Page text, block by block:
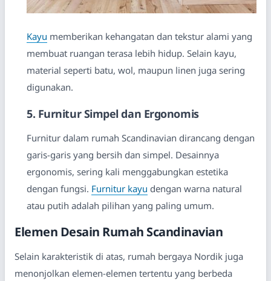
Kayu memberikan kehangatan dan tekstur alami yang
membuat ruangan terasa lebih hidup. Selain kayu,
material seperti batu, wol, maupun linen juga sering
digunakan.
5. Furnitur Simpel dan Ergonomis
Furnitur dalam rumah Scandinavian dirancang dengan
garis-garis yang bersih dan simpel. Desainnya
ergonomis, sering kali menggabungkan estetika
dengan fungsi. Furnitur kayu dengan warna natural
atau putih adalah pilihan yang paling umum.
Elemen Desain Rumah Scandinavian
Selain karakteristik di atas, rumah bergaya Nordik juga
menonjolkan elemen-elemen tertentu yang berbeda